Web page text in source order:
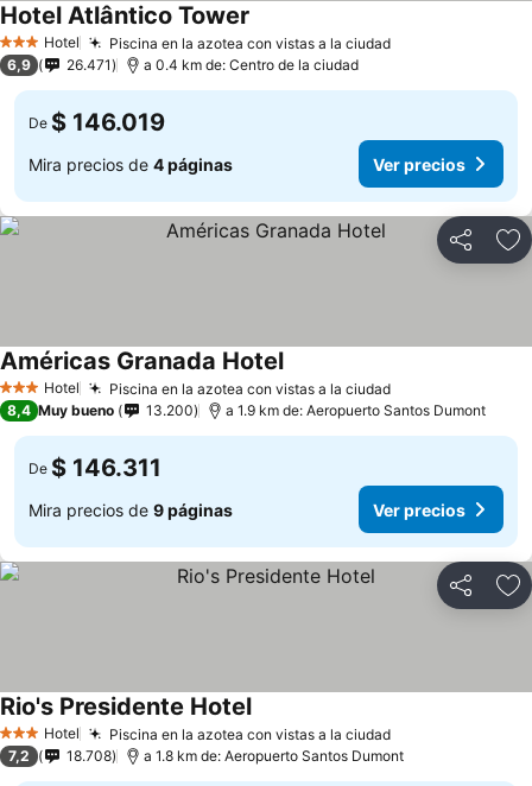
3 Estrellas
Hotel Piscina en la azotea con vistas a la ciudad
Hotel Atlântico Tower
6,9 26.471 a 0.4 km de: Centro de la ciudad
De $ 146.019
Mira precios de 4 páginas Ver precios
Compartir
3 Estrellas
Hotel Piscina en la azotea con vistas a la ciudad
Américas Granada Hotel
8,4 Muy bueno 13.200 a 1.9 km de: Aeropuerto Santos Dumont
De $ 146.311
Mira precios de 9 páginas Ver precios
Compartir
3 Estrellas
Hotel Piscina en la azotea con vistas a la ciudad
Rio's Presidente Hotel
7,2 18.708 a 1.8 km de: Aeropuerto Santos Dumont